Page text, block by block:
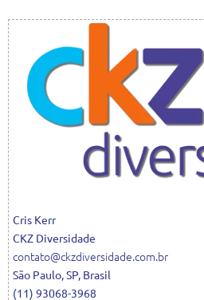
Cris Kerr
CKZ Diversidade
contato@ckzdiversidade.com.br
São Paulo,SP, Brasil
(11) 93068-3968